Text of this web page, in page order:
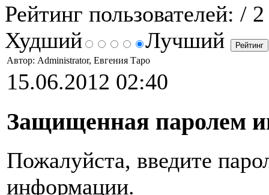
Рейтинг пользователей: / 2
Худший
Лучший
Автор: Administrator, Евгения Таро
15.06.2012 02:40
Защищенная паролем
Пожалуйста, введите
информации.